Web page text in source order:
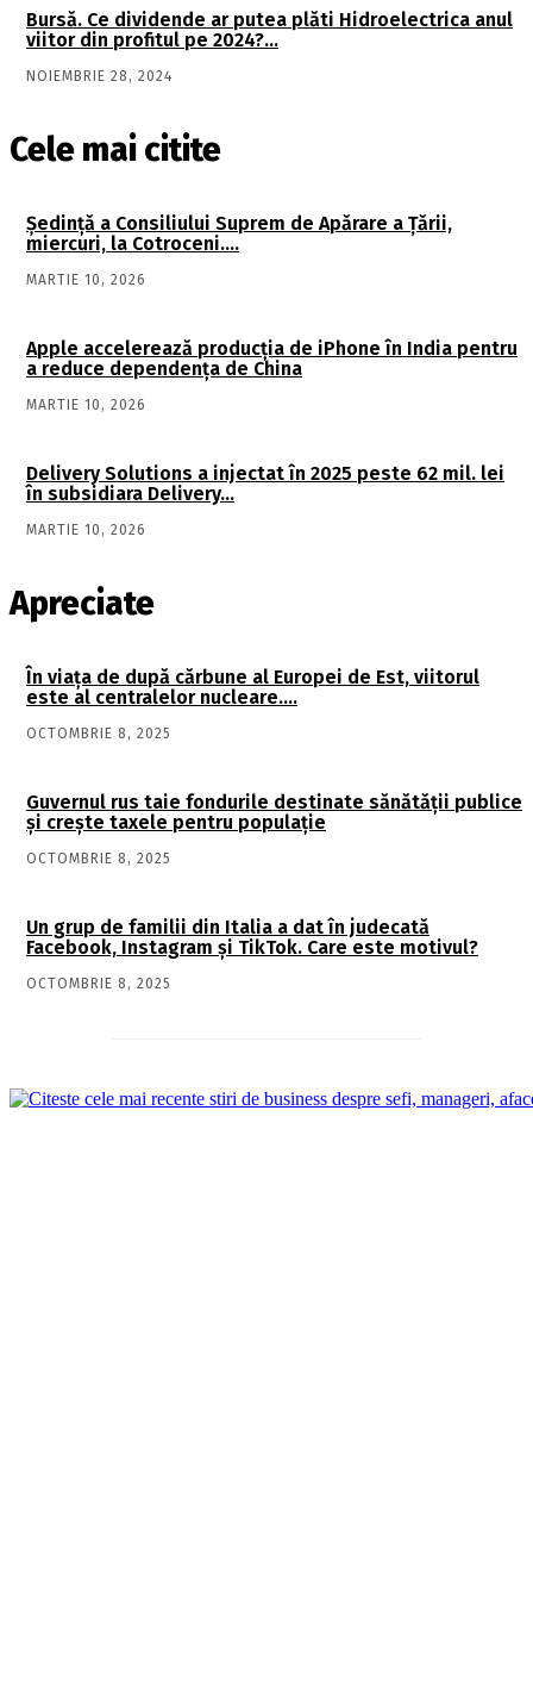
Bursă. Ce dividende ar putea plăti Hidroelectrica anul
viitor din profitul pe 2024?…
NOIEMBRIE 28, 2024
Cele mai citite
Şedinţă a Consiliului Suprem de Apărare a Ţării,
miercuri, la Cotroceni….
MARTIE 10, 2026
Apple accelerează producția de iPhone în India pentru
a reduce dependența de China
MARTIE 10, 2026
Delivery Solutions a injectat în 2025 peste 62 mil. lei
în subsidiara Delivery…
MARTIE 10, 2026
Apreciate
În viaţa de după cărbune al Europei de Est, viitorul
este al centralelor nucleare….
OCTOMBRIE 8, 2025
Guvernul rus taie fondurile destinate sănătății publice
și crește taxele pentru populație
OCTOMBRIE 8, 2025
Un grup de familii din Italia a dat în judecată
Facebook, Instagram și TikTok. Care este motivul?
OCTOMBRIE 8, 2025